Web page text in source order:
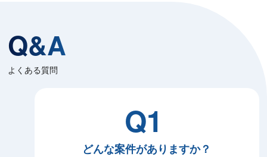
Q&A
よくある質問
Q1
どんな案件がありますか？